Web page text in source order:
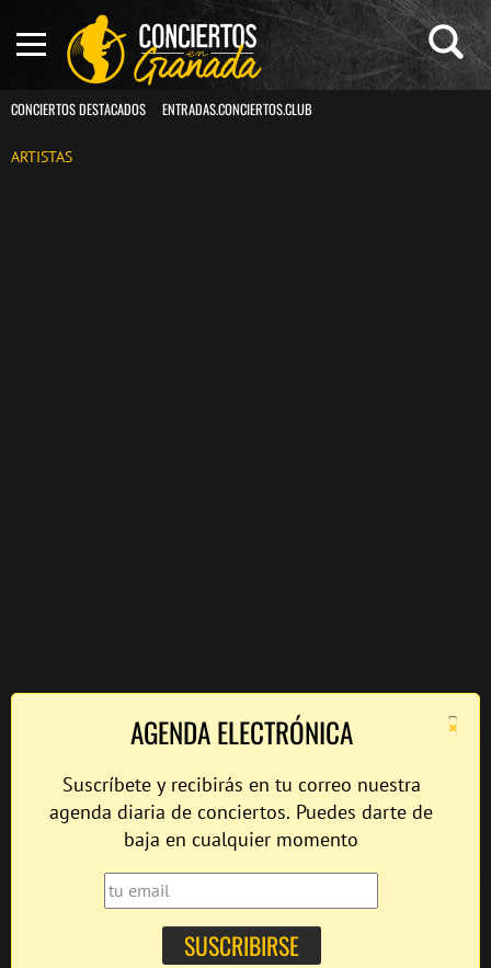
CONCIERTOS DESTACADOS ENTRADAS.CONCIERTOS.CLUB
ARTISTAS
×
AGENDA ELECTRÓNICA
Suscríbete y recibirás en tu correo nuestra
agenda diaria de conciertos. Puedes darte de
baja en cualquier momento